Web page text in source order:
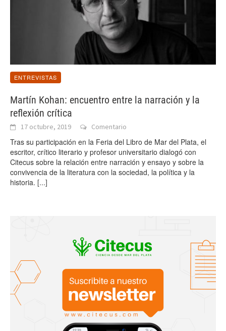
ENTREVISTAS
Martín Kohan: encuentro entre la narración y la
reflexión crítica
17 octubre, 2019 Comentario
Tras su participación en la Feria del Libro de Mar del Plata, el
escritor, crítico literario y profesor universitario dialogó con
Citecus sobre la relación entre narración y ensayo y sobre la
convivencia de la literatura con la sociedad, la política y la
historia. [...]